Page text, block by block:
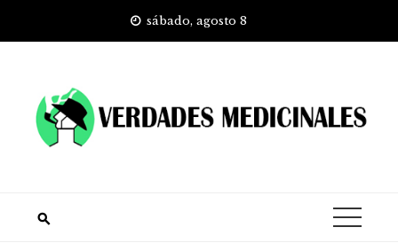
sábado, agosto 8